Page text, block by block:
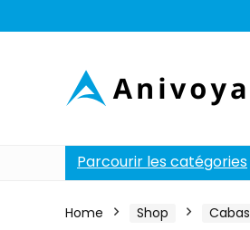
Parcourir les catégories
Home Shop Cabas